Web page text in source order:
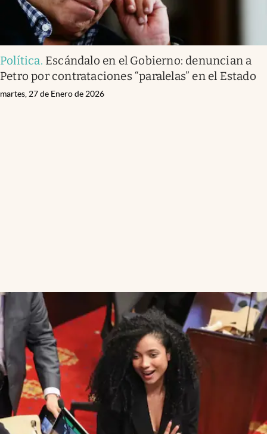
Política. Escándalo en el Gobierno: denuncian a
Petro por contrataciones “paralelas” en el Estado
martes, 27 de Enero de 2026